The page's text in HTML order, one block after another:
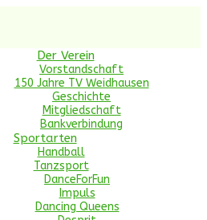
Nordic
Der Verein
Vorstandschaft
150 Jahre TV Weidhausen
Geschichte
Mitgliedschaft
Bankverbindung
Sportarten
Handball
Tanzsport
DanceForFun
Impuls
Dancing Queens